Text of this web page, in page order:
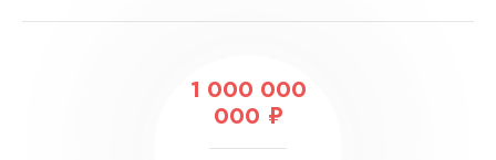
1 000 000
000 ₽